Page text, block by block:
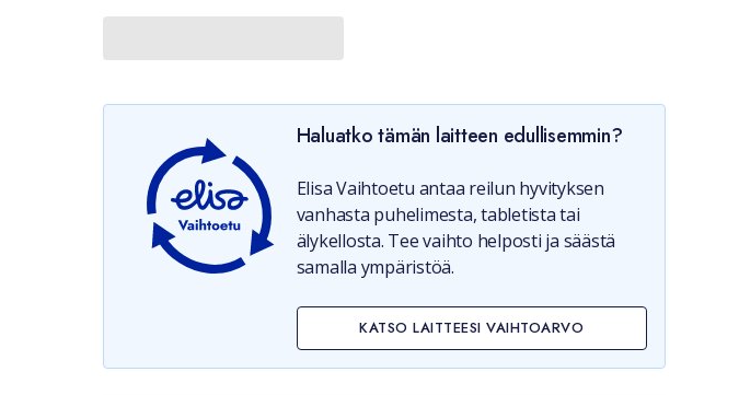
Haluatko tämän laitteen edullisemmin?
Elisa Vaihtoetu antaa reilun hyvityksen
vanhasta puhelimesta, tabletista tai
älykellosta. Tee vaihto helposti ja säästä
samalla ympäristöä.
KATSO LAITTEESI VAIHTOARVO